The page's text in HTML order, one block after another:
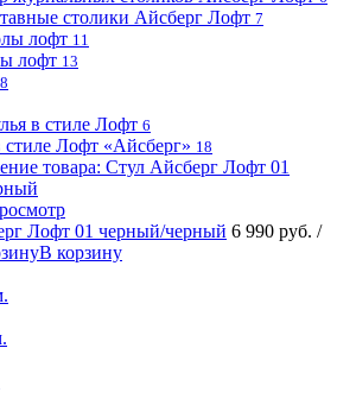
столики Айсберг Лофт 7
лофт 11
лофт 13
8
в стиле Лофт 6
стиле Лофт «Айсберг» 18
Лофт 01 черный/черный 6 990 руб. /
В корзину